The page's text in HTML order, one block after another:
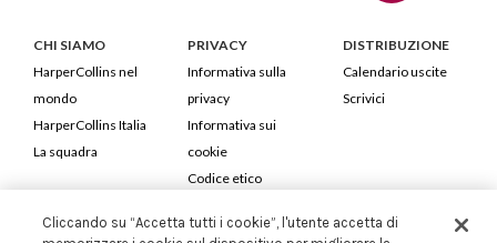
CHI SIAMO
HarperCollins nel
mondo
HarperCollins Italia
La squadra
PRIVACY
Informativa sulla
privacy
Informativa sui
cookie
Codice etico
DISTRIBUZIONE
Calendario uscite
Scrivici
HarperCollins Italia S.p.A. Viale Monte Nero, 84 - 20135 Milano
Cliccando su “Accetta tutti i cookie”, l'utente accetta di